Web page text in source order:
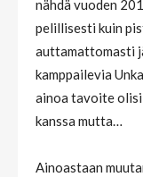
nähdä vuoden
pelillisesti kuin
auttamattomasti
kamppailevia
ainoa tavoite
kanssa mutta…
Ainoastaan